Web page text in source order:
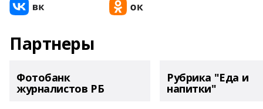
Партнеры
Фотобанк
журналистов РБ
Рубрика "Еда и
напитки"